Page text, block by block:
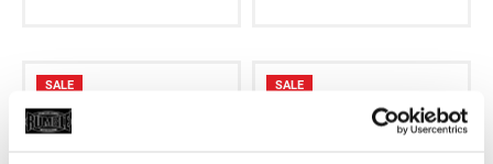
SALE SALE